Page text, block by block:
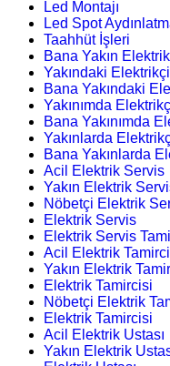
Led Montajı
Led Spot
Taahhüt İşleri
Bana Yakın
Yakındaki
Bana Yakındaki
Yakınımda
Bana Yakınımda
Yakınlarda
Bana Yakınlarda
Acil Elektrik Servis
Yakın Elektrik
Nöbetçi Elektrik
Elektrik Servis
Elektrik Servis
Acil Elektrik
Yakın Elektrik
Elektrik Tamircisi
Nöbetçi Elektrik
Elektrik Tamircisi
Acil Elektrik Ustası
Yakın Elektrik